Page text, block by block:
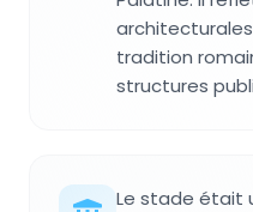
tradition
structures
Le stade était